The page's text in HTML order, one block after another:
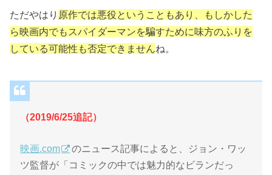
ただやはり 原作では悪役ということもあり、もしかした
ら映画内でもスパイダーマンを騙すために味方のふりを
している可能性も否定できません ね。
（2019/6/25追記）
映画.com
のニュース記事によると、ジョン・ワッ
ツ監督が「コミックの中では魅力的なビランだっ